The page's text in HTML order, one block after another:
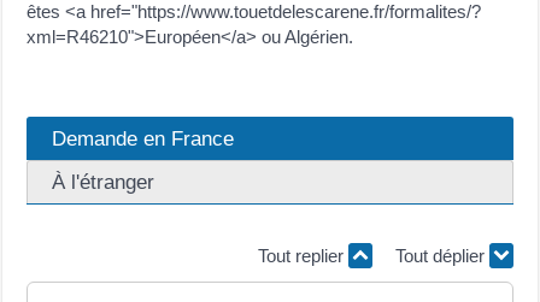
êtes <a href="https://www.touetdelescarene.fr/formalites/?
xml=R46210">Européen</a> ou Algérien.
Demande en France
À l'étranger
Tout replier Tout déplier